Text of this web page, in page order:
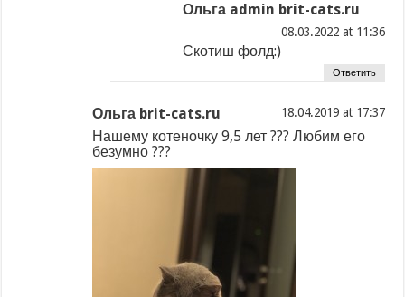
Ольга admin brit-cats.ru
at
Скотиш фолд:)
Ответить
Ольга brit-cats.ru at
Нашему котеночку 9,5 лет ??? Любим его
безумно ???